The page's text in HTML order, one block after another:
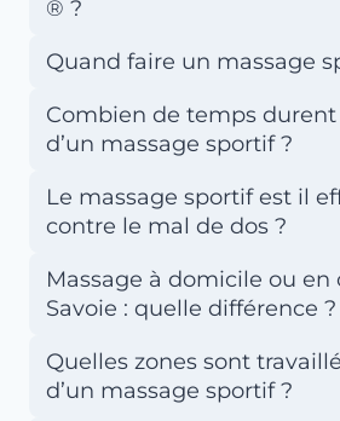
® ?
Combien de temps durent
d’un massage sportif ?
Le massage sportif est il
contre le mal de dos ?
Massage à domicile ou en
Savoie : quelle différence ?
Quelles zones sont
d’un massage sportif ?